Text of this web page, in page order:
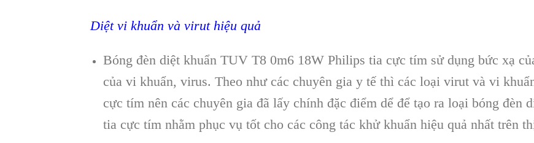
Diệt vi khuẩn và virut hiệu quả
Bóng đèn diệt khuẩn TUV T8 0m6 18W Philips tia cực tím sử dụng bức xạ
của vi khuẩn, virus. Theo như các chuyên gia y tế thì các loại virut và vi
cực tím nên các chuyên gia đã lấy chính đặc điểm dể để tạo ra loại bóng
tia cực tím nhằm phục vụ tốt cho các công tác khử khuẩn hiệu quả nhất trên